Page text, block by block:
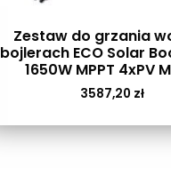
Zestaw do grzania
bojlerach ECO Solar
1650W MPPT 4xPV
3587,20 zł